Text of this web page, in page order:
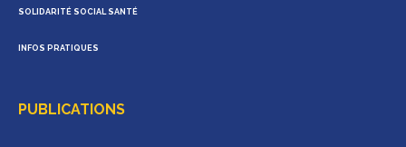
SOLIDARITÉ SOCIAL SANTÉ
INFOS PRATIQUES
PUBLICATIONS